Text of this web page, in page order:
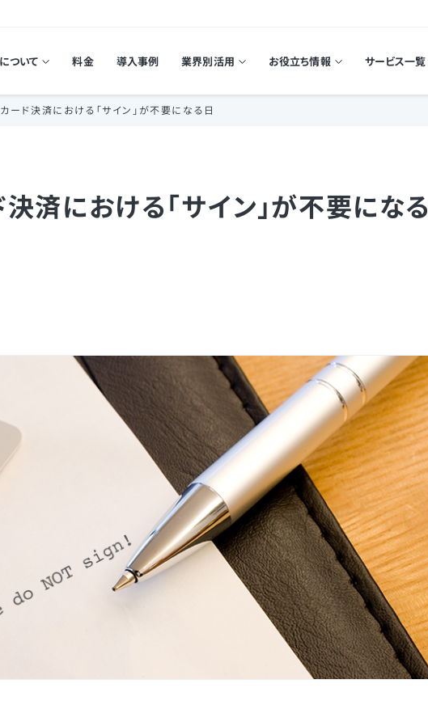
ついて 料金 導入事例 業界別活用 お役立ち情報 サービス一覧
ード決済における「サイン」が不要になる日
済における「サイン」が不要になる